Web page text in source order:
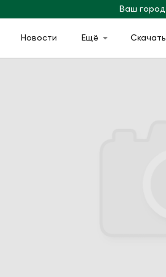
Ваш город
Новости Ещё Скачать